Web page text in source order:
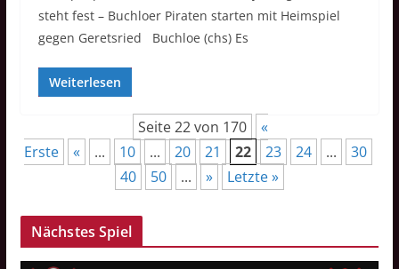
steht fest – Buchloer Piraten starten mit Heimspiel
gegen Geretsried Buchloe (chs) Es
Weiterlesen
Seite 22 von 170
«
Erste
« ... 10 ... 20 21 22 23 24 ...
30
40
50 ... » Letzte »
Nächstes Spiel